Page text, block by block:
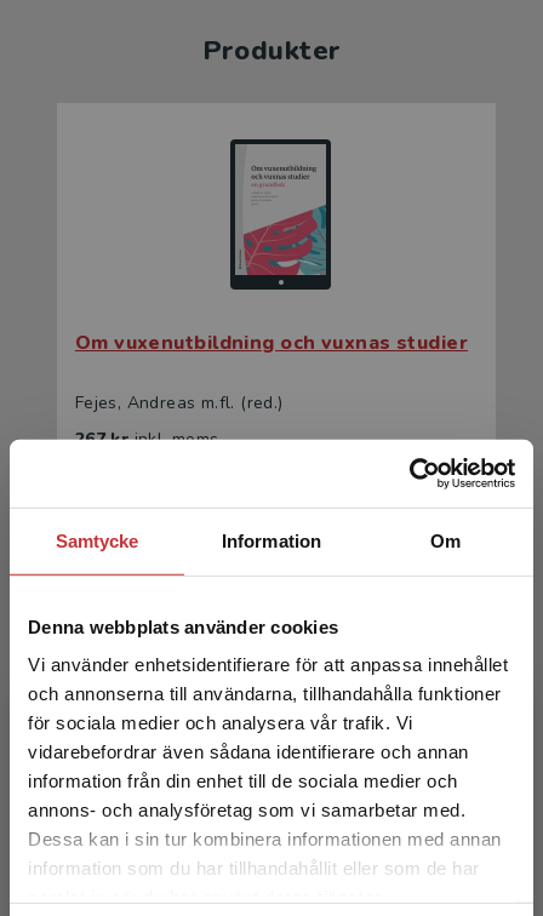
Samtycke Information Om
Denna webbplats använder cookies
Vi använder enhetsidentifierare för att anpassa innehållet
och annonserna till användarna, tillhandahålla funktioner
för sociala medier och analysera vår trafik. Vi
vidarebefordrar även sådana identifierare och annan
information från din enhet till de sociala medier och
annons- och analysföretag som vi samarbetar med.
Dessa kan i sin tur kombinera informationen med annan
information som du har tillhandahållit eller som de har
Begränsad fraktregion
Det verkar som att du besöker
studentlitteratur.se via en enhet utanför Sverige.
Produkter
Om vuxenutbildning och vuxnas studier
Fejes, Andreas m.fl. (red.)
267 krinkl. moms
Om vuxenutbildning och vuxnas studier
Fejes, Andreas m.fl. (red.)
431 kr inkl. moms
Exkl. moms: 407 kr